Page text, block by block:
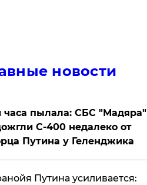
новости
часа пылала: СБС "Мадяра"
С-400 недалеко от
Путина у Геленджика
Путина усиливается: